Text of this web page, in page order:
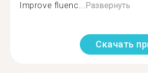
Improve fluenc...Развернуть
Скачать